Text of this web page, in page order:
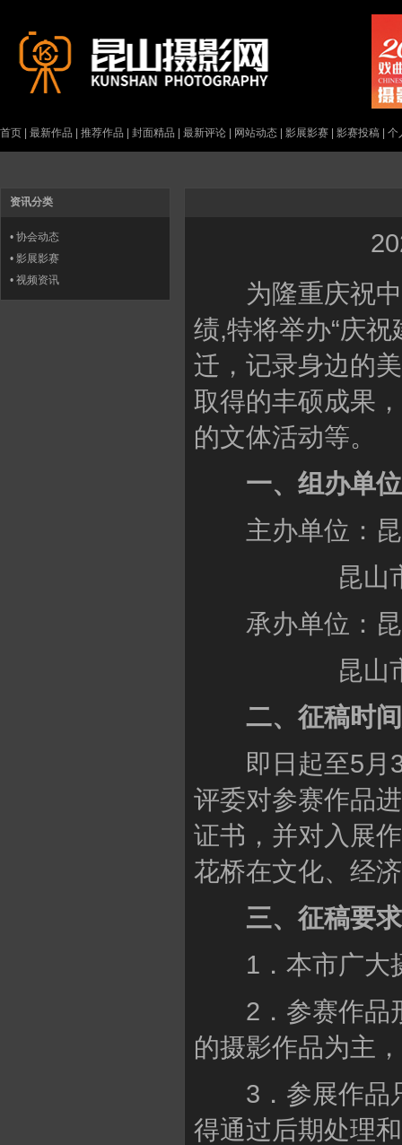
首页 最新作品 推荐作品 封面精品 最新评论 网站动态 影展影赛 影赛投稿 个
为隆重庆祝中
绩,特将举办“庆
迁，记录身边的
取得的丰硕成果
的文体活动等。
一、组办单位
主办单位：昆
昆山市摄
承办单位：昆
昆山市花
二、征稿时间
即日起至5月31
评委对参赛作品
证书，并对入展
花桥在文化、经
三、征稿要求
1．本市广大摄
2．参赛作品形
的摄影作品为主
3．参展作品只
得通过后期处理
资讯分类
• 协会动态
• 影展影赛
• 视频资讯